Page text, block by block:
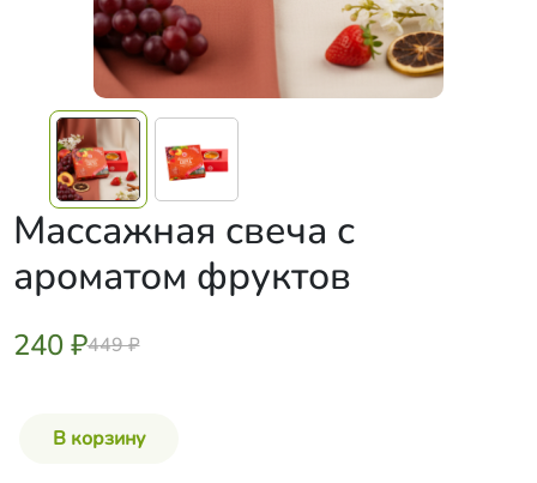
Массажная свеча с
ароматом фруктов
240 ₽449 ₽